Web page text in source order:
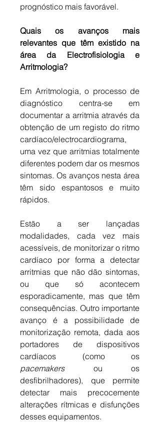
prognóstico mais favorável.
Quais os avanços mais
relevantes que têm existido na
área da Electrofisiologia e
Arritmologia?
Em Arritmologia, o processo de
diagnóstico centra-se em
documentar a arritmia através da
obtenção de um registo do ritmo
cardíaco/electrocardiograma,
uma vez que arritmias totalmente
diferentes podem dar os mesmos
sintomas. Os avanços nesta área
têm sido espantosos e muito
rápidos.
Estão a ser lançadas
modalidades, cada vez mais
acessíveis, de monitorizar o ritmo
cardíaco por forma a detectar
arritmias que não dão sintomas,
ou que só acontecem
esporadicamente, mas que têm
consequências. Outro importante
avanço é a possibilidade de
monitorização remota, dada aos
portadores de dispositivos
pacemakers ou os
desfibrilhadores), que permite
detectar mais precocemente
alterações rítmicas e disfunções
desses equipamentos.